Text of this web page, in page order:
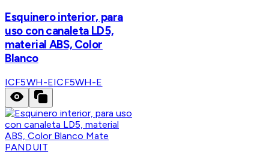
Esquinero interior, para
uso con canaleta LD5,
material ABS, Color
Blanco
ICF5WH-EICF5WH-E
PANDUIT